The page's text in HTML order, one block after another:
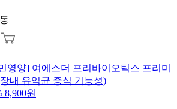
영양] 여에스더 프리바이오틱스 프리미
내 유익균 증식 기능성)
8,900원